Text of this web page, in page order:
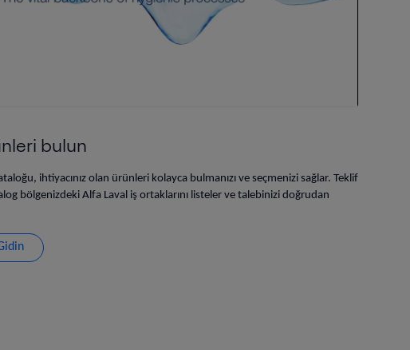
bulun
ihtiyacınız olan ürünleri kolayca bulmanızı ve seçmenizi sağlar. Teklif
bölgenizdeki Alfa Laval iş ortaklarını listeler ve talebinizi doğrudan